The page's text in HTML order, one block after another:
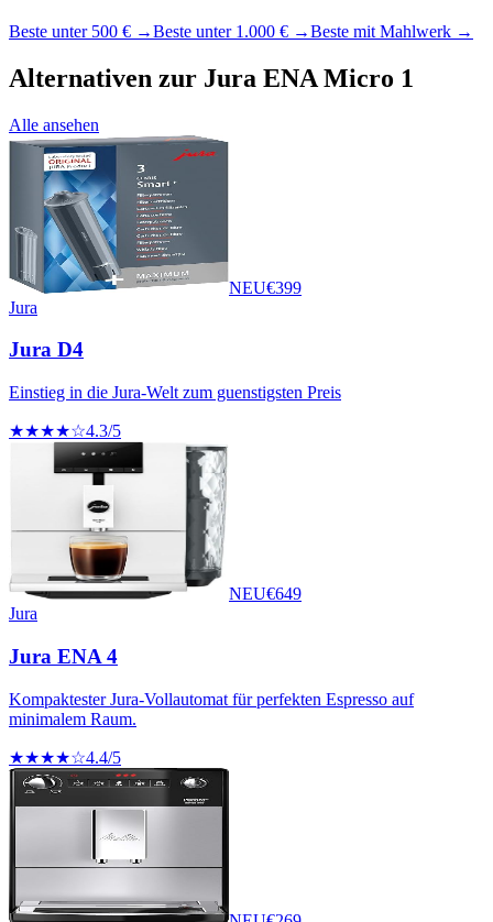
Beste unter 500 € →Beste unter 1.000 € →Beste mit Mahlwerk →
Alternativen zur Jura ENA Micro 1
Alle ansehen
NEU€399
Jura
Jura D4
Einstieg in die Jura-Welt zum guenstigsten Preis
★★★★☆4.3/5
NEU€649
Jura
Jura ENA 4
Kompaktester Jura-Vollautomat für perfekten Espresso auf
minimalem Raum.
★★★★☆4.4/5